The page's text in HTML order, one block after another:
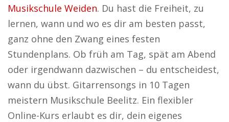
Musikschule Weiden. Du hast die Freiheit, zu
lernen, wann und wo es dir am besten passt,
ganz ohne den Zwang eines festen
Stundenplans. Ob früh am Tag, spät am Abend
oder irgendwann dazwischen – du entscheidest,
wann du übst. Gitarrensongs in 10 Tagen
meistern Musikschule Beelitz. Ein flexibler
Online-Kurs erlaubt es dir, dein eigenes